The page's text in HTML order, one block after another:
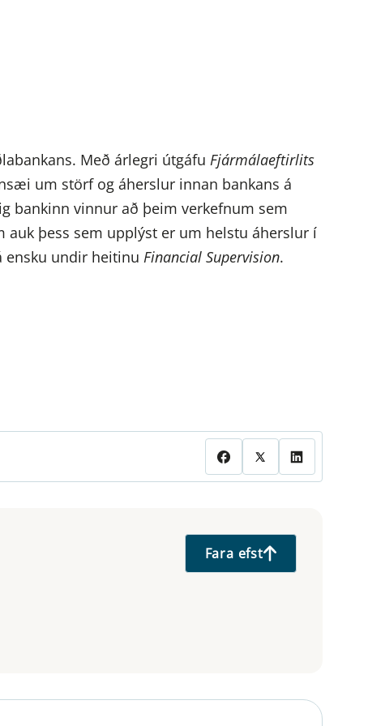
Með árlegri útgáfu Fjármálaeftirlits
um störf og áherslur innan bankans á
bankinn vinnur að þeim verkefnum sem
þess sem upplýst er um helstu áherslur í
undir heitinu Financial Supervision.
Fara efst